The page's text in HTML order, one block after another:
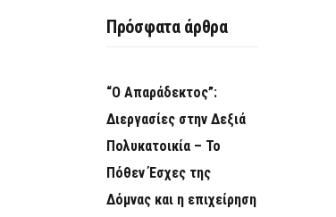
Πρόσφατα άρθρα
“Ο Απαράδεκτος”:
Διεργασίες στην Δεξιά
Πολυκατοικία – Το
Πόθεν Έσχες της
Δόμνας και η επιχείρηση